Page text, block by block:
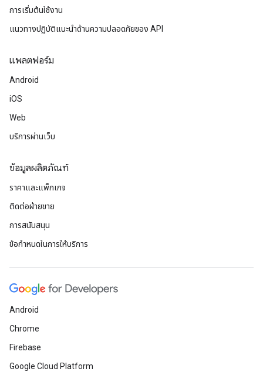
การเริ่มต้นใช้งาน
แนวทางปฏิบัติแนะนําด้านความปลอดภัยของ API
แพลตฟอร์ม
Android
iOS
Web
บริการผ่านเว็บ
ข้อมูลผลิตภัณฑ์
ราคาและแพ็กเกจ
ติดต่อฝ่ายขาย
การสนับสนุน
ข้อกำหนดในการให้บริการ
Android
Chrome
Firebase
Google Cloud Platform